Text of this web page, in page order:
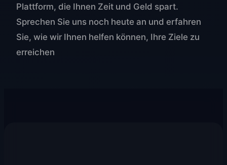
Plattform, die Ihnen Zeit und Geld spart.
Sprechen Sie uns noch heute an und erfahren
Sie, wie wir Ihnen helfen können, Ihre Ziele zu
erreichen